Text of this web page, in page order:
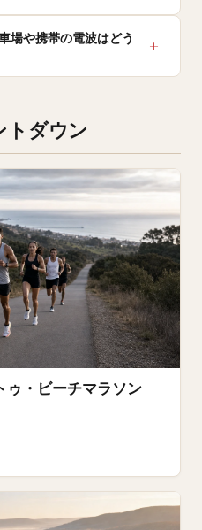
場や携帯の電波はどう
トダウン
ゥ・ビーチマラソン